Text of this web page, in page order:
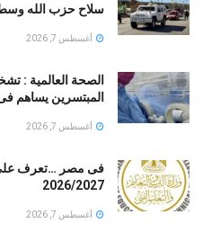
سلاح حزب الله
أغسطس 7, 2026
الصحة العالمية :
المبتسرين يساهم
أغسطس 7, 2026
فى مصر …تعرف على
2026/2027
أغسطس 7, 2026